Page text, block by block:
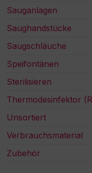
Sauganlagen
Saughandstücke
Saugschläuche
Speifontänen
Sterilisieren
Thermodesinfektor
Unsortiert
Verbrauchsmaterial
Zubehör